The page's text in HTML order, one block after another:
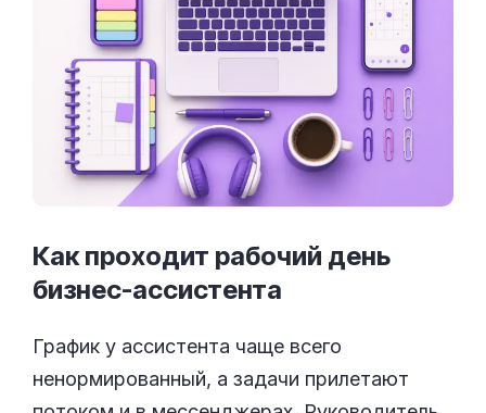
Как проходит рабочий день
бизнес-ассистента
График у ассистента чаще всего
ненормированный, а задачи прилетают